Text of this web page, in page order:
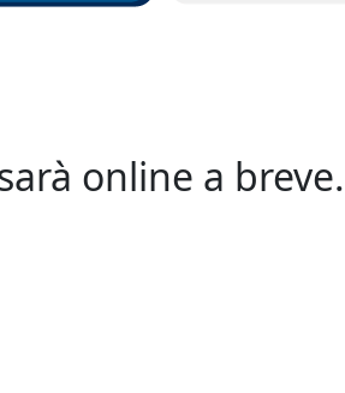
online a breve.